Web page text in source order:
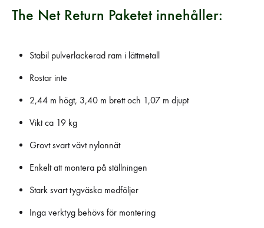
The Net Return Paketet innehåller:
Stabil pulverlackerad ram i lättmetall
Rostar inte
2,44 m högt, 3,40 m brett och 1,07 m djupt
Vikt ca 19 kg
Grovt svart vävt nylonnät
Enkelt att montera på ställningen
Stark svart tygväska medföljer
Inga verktyg behövs för montering